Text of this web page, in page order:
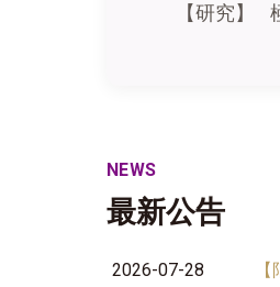
【研究】
NEWS
最新公告
2026-07-28